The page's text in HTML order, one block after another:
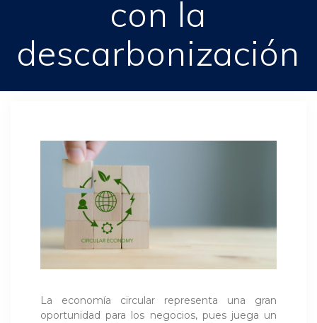
con la
descarbonización
La economía circular representa una gran
oportunidad para los negocios, pues juega un